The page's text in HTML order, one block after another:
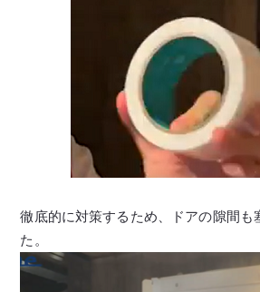
徹底的に対策するため、ドアの隙間も
た。